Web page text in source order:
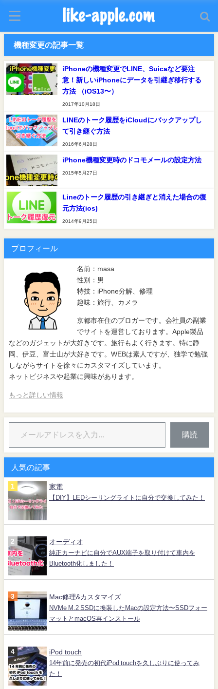
機種変更の記事一覧
iPhoneの機種変更でLINE、Suicaなど要注
意！新しいiPhoneにデータを引継ぎ移行する
方法 （iOS13〜）
2017年10月18日
LINEのトーク履歴をiCloudにバックアップし
て引き継ぐ方法
2016年6月28日
iPhone機種変更時のドコモメールの設定方法
2015年5月27日
Lineのトーク履歴の引き継ぎと消えた場合の復
元方法(ios)
2014年9月25日
プロフィール
名前：masa
性別：男
特技：iPhone分解、修理
趣味：旅行、カメラ
京都市在住のブロガーです。会社員の副業
でサイトを運営しております。Apple製品
などのガジェットが大好きです。旅行もよく行きます。特に静
岡、伊豆、富士山が大好きです。WEBは素人ですが、独学で勉強
しながらサイトを徐々にカスタマイズしています。
ネットビジネスや起業に興味があります。
もっと詳しい情報
購読
人気の記事
家電
【DIY】LEDシーリングライトに自分で交換してみた！
オーディオ
純正カーナビに自分でAUX端子を取り付けて車内を
Bluetooth化しました！
Mac修理&カスタマイズ
NVMe M.2 SSDに換装したMacの設定方法〜SSDフォー
マットとmacOS再インストール
iPod touch
14年前に発売の初代iPod touchを久しぶりに使ってみ
た！